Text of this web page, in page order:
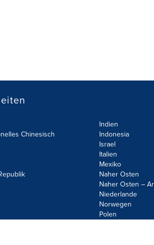
Chinesisch
Indien
Indonesia
Israel
Italien
Mexiko
Naher Osten
Naher Osten –
Niederlande
Norwegen
Polen